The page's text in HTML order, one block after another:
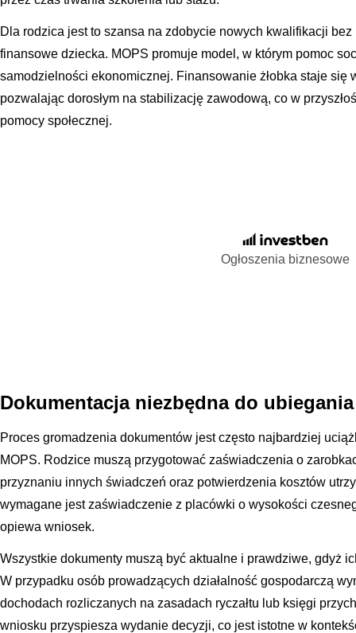
Dla rodzica jest to szansa na zdobycie nowych kwalifikacji
finansowe dziecka. MOPS promuje model, w którym pomoc
samodzielności ekonomicznej. Finansowanie żłobka staje się
pozwalając dorosłym na stabilizację zawodową, co w
pomocy społecznej.
Ogłoszenia biznesowe
Dokumentacja niezbędna do
Proces gromadzenia dokumentów jest często najbardziej
MOPS. Rodzice muszą przygotować zaświadczenia o
przyznaniu innych świadczeń oraz potwierdzenia kosztów
wymagane jest zaświadczenie z placówki o wysokości
opiewa wniosek.
Wszystkie dokumenty muszą być aktualne i prawdziwe, gdyż
W przypadku osób prowadzących działalność gospodarczą
dochodach rozliczanych na zasadach ryczałtu lub księgi
wniosku przyspiesza wydanie decyzji, co jest istotne w